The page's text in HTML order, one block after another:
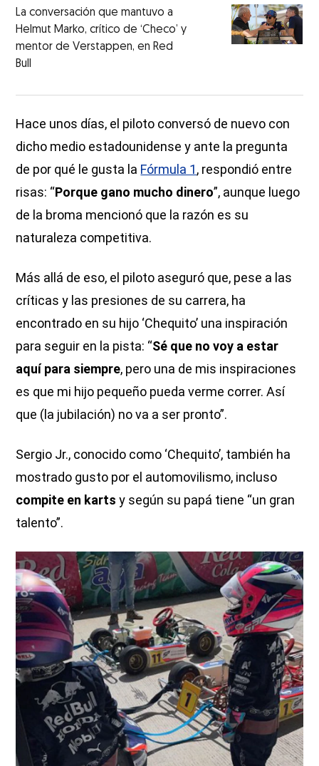
La conversación que mantuvo a
Helmut Marko, crítico de ‘Checo’ y
mentor de Verstappen, en Red
Bull
Hace unos días, el piloto conversó de nuevo con
dicho medio estadounidense y ante la pregunta
de por qué le gusta la Fórmula 1, respondió entre
risas: “Porque gano mucho dinero”, aunque luego
de la broma mencionó que la razón es su
naturaleza competitiva.
Más allá de eso, el piloto aseguró que, pese a las
críticas y las presiones de su carrera, ha
encontrado en su hijo ‘Chequito’ una inspiración
para seguir en la pista: “Sé que no voy a estar
aquí para siempre, pero una de mis inspiraciones
es que mi hijo pequeño pueda verme correr. Así
que (la jubilación) no va a ser pronto”.
Sergio Jr., conocido como ‘Chequito’, también ha
mostrado gusto por el automovilismo, incluso
compite en karts y según su papá tiene “un gran
talento”.